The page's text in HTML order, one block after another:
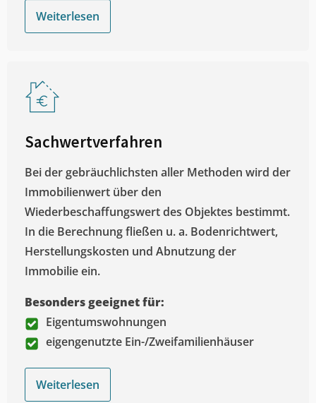
Weiterlesen
Sachwertverfahren
Bei der gebräuchlichsten aller Methoden wird der
Immobilienwert über den
Wiederbeschaffungswert des Objektes bestimmt.
In die Berechnung fließen u. a. Bodenrichtwert,
Herstellungskosten und Abnutzung der
Immobilie ein.
Besonders geeignet für:
Eigentumswohnungen
eigengenutzte Ein-/Zweifamilienhäuser
Weiterlesen